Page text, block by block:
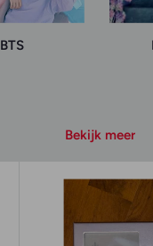
BTS
Bekijk meer